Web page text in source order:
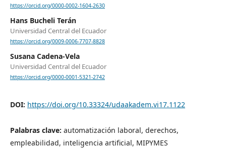
https://orcid.org/0000-0002-1604-2630
Hans Bucheli Terán
Universidad Central del Ecuador
https://orcid.org/0009-0006-7707-8828
Susana Cadena-Vela
Universidad Central del Ecuador
https://orcid.org/0000-0001-5321-2742
DOI: https://doi.org/10.33324/udaakadem.vi17.1122
Palabras clave: automatización laboral, derechos,
empleabilidad, inteligencia artificial, MIPYMES